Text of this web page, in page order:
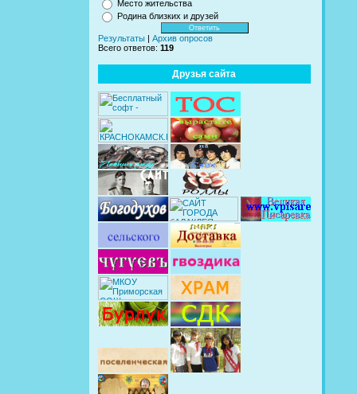
Место жительства
Родина близких и друзей
Результаты
Архив опросов
Всего ответов: 119
Друзья сайта